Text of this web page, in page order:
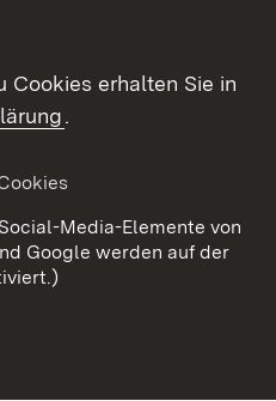
Datenschutz
Cookies
Cookies erhalten Sie in
.
Media-Elemente von
Google werden auf der